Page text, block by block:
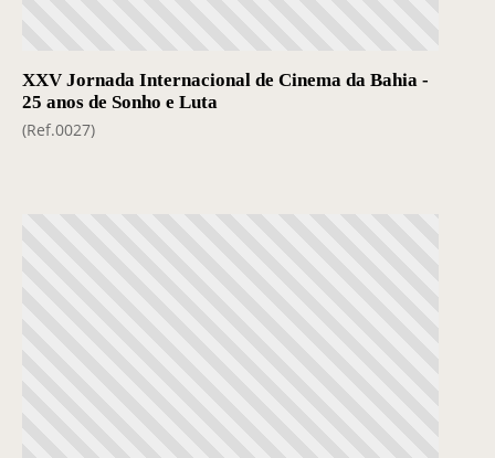
XXV Jornada Internacional de Cinema da Bahia -
25 anos de Sonho e Luta
(Ref.0027)